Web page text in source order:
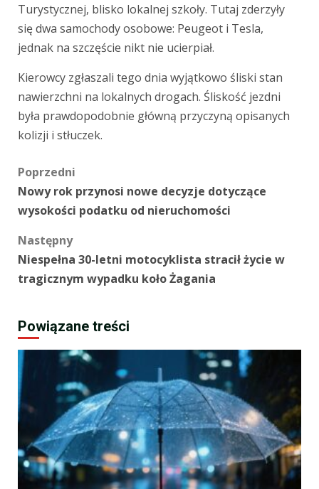
Turystycznej, blisko lokalnej szkoły. Tutaj zderzyły
się dwa samochody osobowe: Peugeot i Tesla,
jednak na szczęście nikt nie ucierpiał.
Kierowcy zgłaszali tego dnia wyjątkowo śliski stan
nawierzchni na lokalnych drogach. Śliskość jezdni
była prawdopodobnie główną przyczyną opisanych
kolizji i stłuczek.
Zobacz
wpisy
Poprzedni
Nowy rok przynosi nowe decyzje dotyczące
wysokości podatku od nieruchomości
Następny
Niespełna 30-letni motocyklista stracił życie w
tragicznym wypadku koło Żagania
Powiązane treści